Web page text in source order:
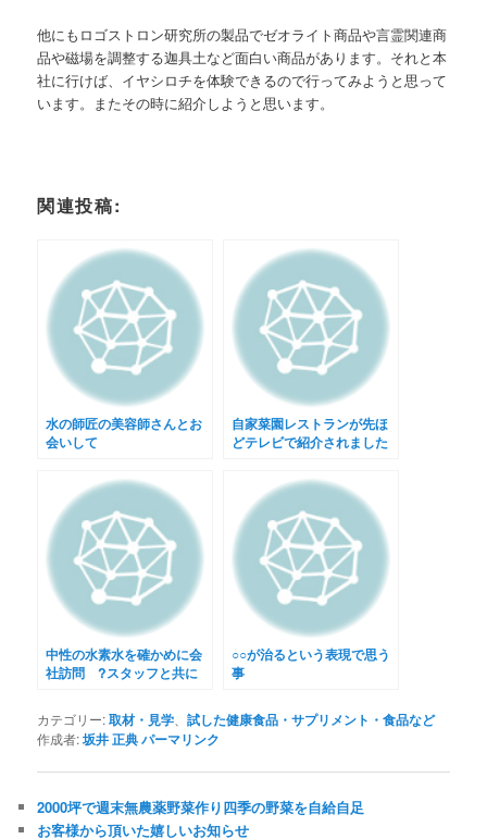
他にもロゴストロン研究所の製品でゼオライト商品や言霊関連商
品や磁場を調整する迦具土など面白い商品があります。それと本
社に行けば、イヤシロチを体験できるので行ってみようと思って
います。またその時に紹介しようと思います。
関連投稿:
水の師匠の美容師さんとお
会いして
自家菜園レストランが先ほ
どテレビで紹介されました
中性の水素水を確かめに会
社訪問 ?スタッフと共に
○○が治るという表現で思う
事
カテゴリー:取材・見学 、試した健康食品・サプリメント・食品など
作成者:坂井 正典パーマリンク
2000坪で週末無農薬野菜作り四季の野菜を自給自足
お客様から頂いた嬉しいお知らせ